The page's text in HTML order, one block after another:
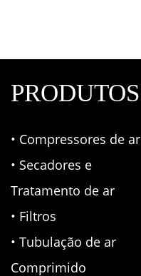
PRODUTOS
• Compressores de ar
• Secadores e
Tratamento de ar
• Filtros
• Tubulação de ar
Comprimido